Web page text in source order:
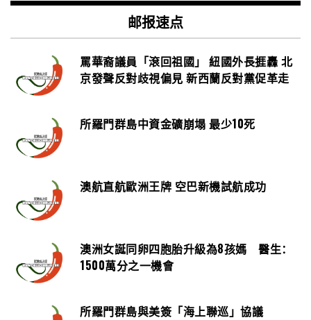
邮报速点
罵華裔議員「滾回祖國」 紐國外長捱轟 北
京發聲反對歧視偏見 新西蘭反對黨促革走
所羅門群島中資金礦崩塌 最少10死
澳航直航歐洲王牌 空巴新機試航成功
澳洲女誕同卵四胞胎升級為8孩媽 醫生：
1500萬分之一機會
所羅門群島與美簽「海上聯巡」協議